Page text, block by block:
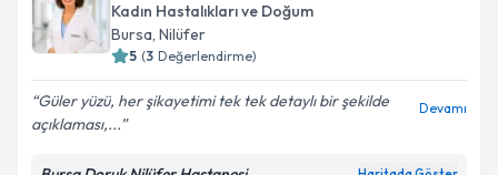
Kadın Hastalıkları ve Doğum
Bursa, Nilüfer
5 (3 Değerlendirme)
Güler yüzü, her şikayetimi tek tek detaylı bir şekilde
açıklaması,...
Devamı